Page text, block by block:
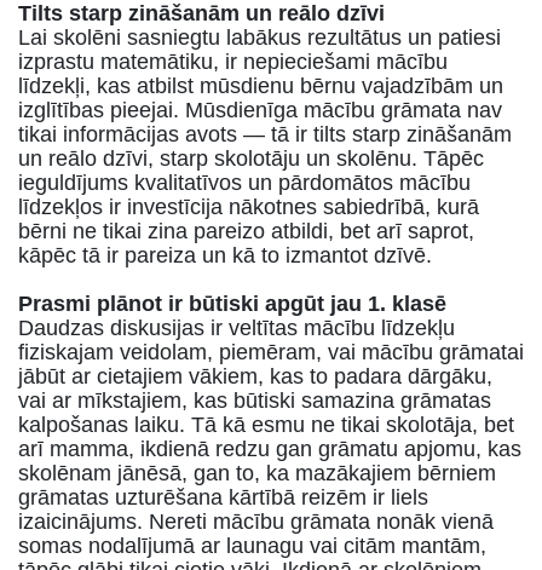
Tilts starp zināšanām un reālo dzīvi
Lai skolēni sasniegtu labākus rezultātus un patiesi
izprastu matemātiku, ir nepieciešami mācību
līdzekļi, kas atbilst mūsdienu bērnu vajadzībām un
izglītības pieejai. Mūsdienīga mācību grāmata nav
tikai informācijas avots — tā ir tilts starp zināšanām
un reālo dzīvi, starp skolotāju un skolēnu. Tāpēc
ieguldījums kvalitatīvos un pārdomātos mācību
līdzekļos ir investīcija nākotnes sabiedrībā, kurā
bērni ne tikai zina pareizo atbildi, bet arī saprot,
kāpēc tā ir pareiza un kā to izmantot dzīvē.
Prasmi plānot ir būtiski apgūt jau 1. klasē
Daudzas diskusijas ir veltītas mācību līdzekļu
fiziskajam veidolam, piemēram, vai mācību grāmatai
jābūt ar cietajiem vākiem, kas to padara dārgāku,
vai ar mīkstajiem, kas būtiski samazina grāmatas
kalpošanas laiku. Tā kā esmu ne tikai skolotāja, bet
arī mamma, ikdienā redzu gan grāmatu apjomu, kas
skolēnam jānēsā, gan to, ka mazākajiem bērniem
grāmatas uzturēšana kārtībā reizēm ir liels
izaicinājums. Nereti mācību grāmata nonāk vienā
somas nodalījumā ar launagu vai citām mantām,